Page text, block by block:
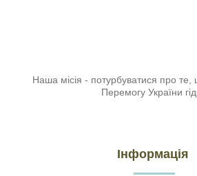
Наша місія - потурбуватися про те,
Перемогу України
Інформація